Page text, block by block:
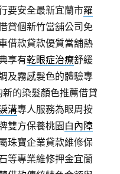
要安全最新宜蘭市羅
貸個新竹當舖公司免
借款貸款優質當舖熱
享有乾眼症治療舒緩
及霧感髮色的體驗專
的染髮顏色推薦借貸
溝專人服務為眼周按
雙方保養桃園 白內障
珠寶企業貸款維修保
等專業維修押金宜蘭